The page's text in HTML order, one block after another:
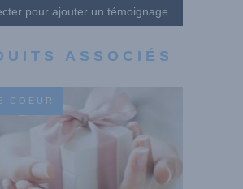
pour ajouter un témoignage
ASSOCIÉS
COEUR